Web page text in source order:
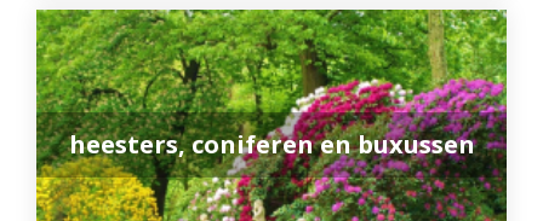
heesters, coniferen en buxussen